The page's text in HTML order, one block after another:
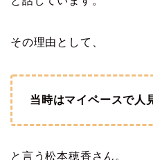
その理由として、
当時はマイペースで人
と言う松本穂香さん。